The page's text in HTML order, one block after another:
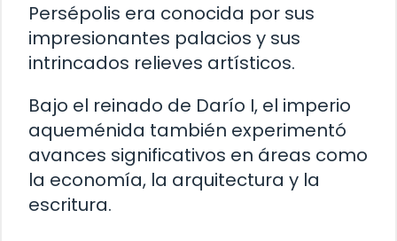
Persépolis era conocida por sus
impresionantes palacios y sus
intrincados relieves artísticos.
Bajo el reinado de Darío I, el imperio
aqueménida también experimentó
avances significativos en áreas como
la economía, la arquitectura y la
escritura.